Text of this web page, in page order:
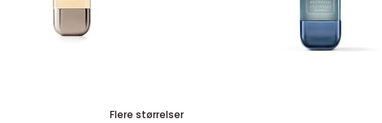
Flere størrelser